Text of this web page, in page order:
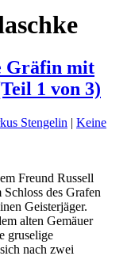
Gräfin mit
1 von 3)
Stengelin | Keine
Freund Russell
des Grafen
Geisterjäger.
alten Gemäuer
gruselige
nach zwei